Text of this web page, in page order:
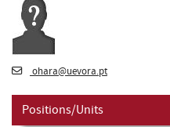
ohara@uevora.pt
Positions/Units